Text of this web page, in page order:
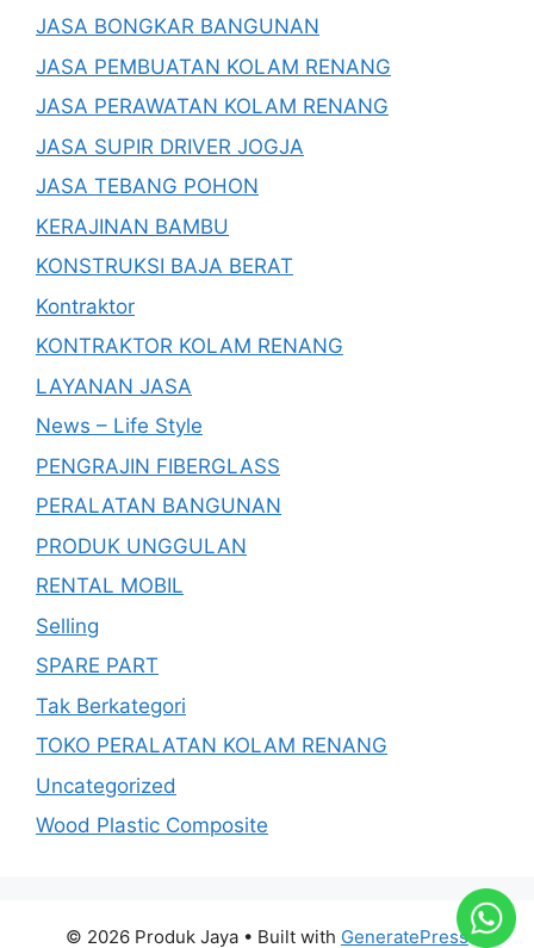
JASA BONGKAR BANGUNAN
JASA PEMBUATAN KOLAM RENANG
JASA PERAWATAN KOLAM RENANG
JASA SUPIR DRIVER JOGJA
JASA TEBANG POHON
KERAJINAN BAMBU
KONSTRUKSI BAJA BERAT
Kontraktor
KONTRAKTOR KOLAM RENANG
LAYANAN JASA
News – Life Style
PENGRAJIN FIBERGLASS
PERALATAN BANGUNAN
PRODUK UNGGULAN
RENTAL MOBIL
Selling
SPARE PART
Tak Berkategori
TOKO PERALATAN KOLAM RENANG
Uncategorized
Wood Plastic Composite
© 2026 Produk Jaya • Built with GeneratePress